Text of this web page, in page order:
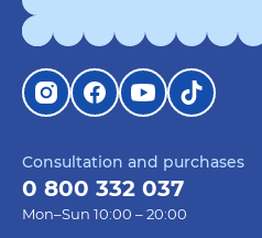
Consultation and purchases
0 800 332 037
Mon–Sun 10:00 – 20:00